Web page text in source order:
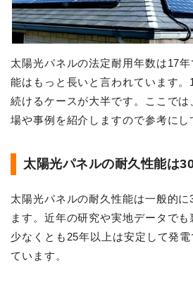
太陽光パネルの法定耐用年数は17
能はもっと長いと言われています。
続けるケースが大半です。ここで
場や事例を紹介しますので参考にし
太陽光パネルの耐久性能は
太陽光パネルの耐久性能は一般的
ます。近年の研究や実地データでも
少なくとも25年以上は安定して発
ています。